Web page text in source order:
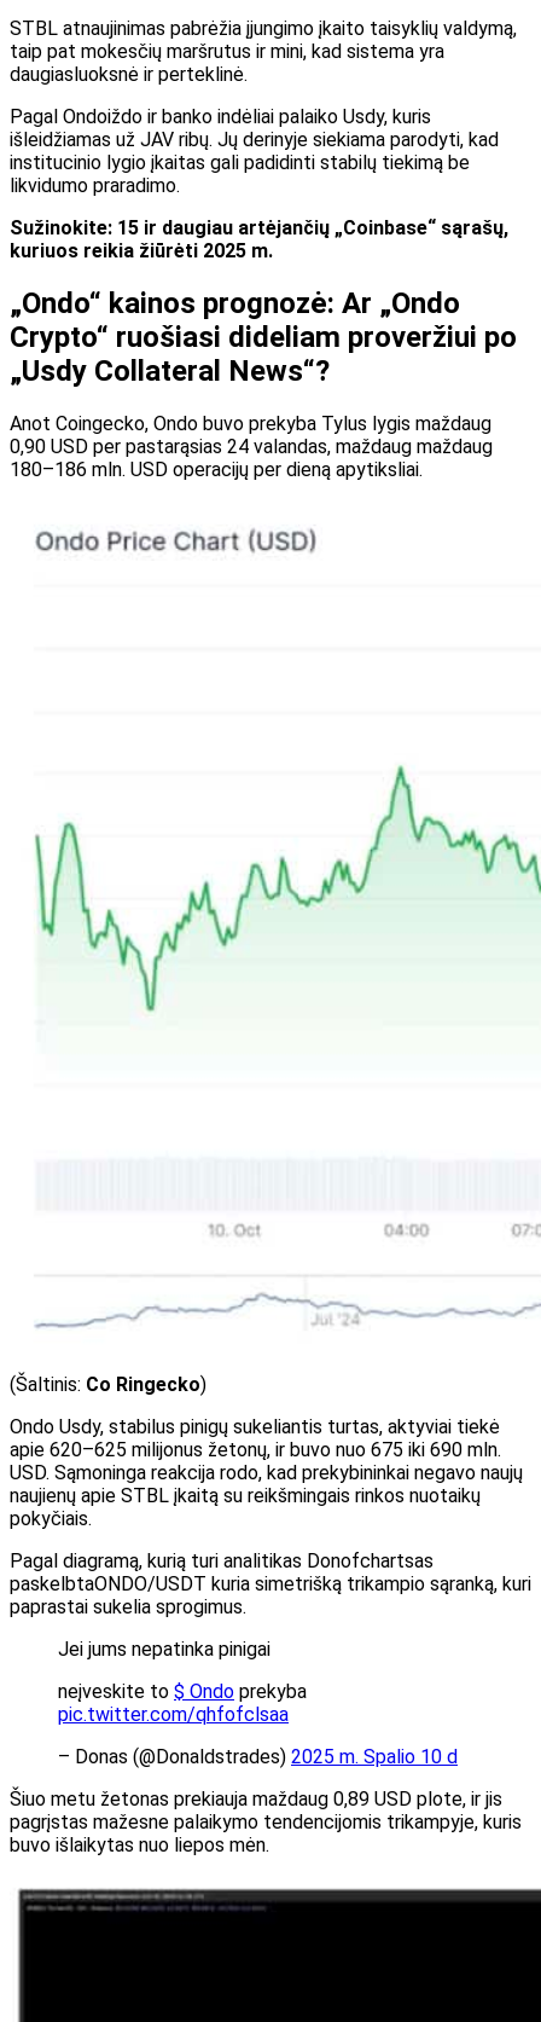
STBL atnaujinimas pabrėžia įjungimo įkaito taisyklių valdymą,
taip pat mokesčių maršrutus ir mini, kad sistema yra
daugiasluoksnė ir perteklinė.
Pagal Ondoiždo ir banko indėliai palaiko Usdy, kuris
išleidžiamas už JAV ribų. Jų derinyje siekiama parodyti, kad
institucinio lygio įkaitas gali padidinti stabilų tiekimą be
likvidumo praradimo.
Sužinokite: 15 ir daugiau artėjančių „Coinbase“ sąrašų,
kuriuos reikia žiūrėti 2025 m.
„Ondo“ kainos prognozė: Ar „Ondo
Crypto“ ruošiasi dideliam proveržiui po
„Usdy Collateral News“?
Anot Coingecko, Ondo buvo prekyba Tylus lygis maždaug
0,90 USD per pastarąsias 24 valandas, maždaug maždaug
180–186 mln. USD operacijų per dieną apytiksliai.
(Šaltinis: Co Ringecko)
Ondo Usdy, stabilus pinigų sukeliantis turtas, aktyviai tiekė
apie 620–625 milijonus žetonų, ir buvo nuo 675 iki 690 mln.
USD. Sąmoninga reakcija rodo, kad prekybininkai negavo naujų
naujienų apie STBL įkaitą su reikšmingais rinkos nuotaikų
pokyčiais.
Pagal diagramą, kurią turi analitikas Donofchartsas
paskelbtaONDO/USDT kuria simetrišką trikampio sąranką, kuri
paprastai sukelia sprogimus.
Jei jums nepatinka pinigai
neįveskite to $ Ondo prekyba
pic.twitter.com/qhfofclsaa
– Donas (@Donaldstrades) 2025 m. Spalio 10 d
Šiuo metu žetonas prekiauja maždaug 0,89 USD plote, ir jis
pagrįstas mažesne palaikymo tendencijomis trikampyje, kuris
buvo išlaikytas nuo liepos mėn.